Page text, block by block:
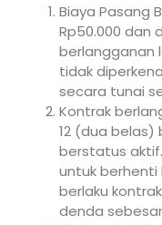
Biaya Pasang
Rp50.000 dan
berlangganan
tidak
secara tunai
Kontrak
12 (dua belas)
berstatus
untuk
berlaku
denda sebesar